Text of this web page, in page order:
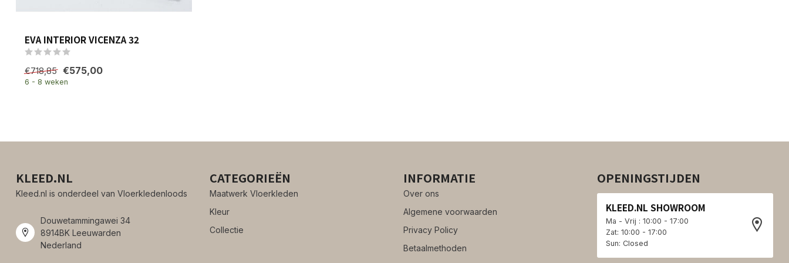
EVA INTERIOR VICENZA 32
€718,85 €575,00
6 - 8 weken
KLEED.NL
Kleed.nl is onderdeel van Vloerkledenloods
Douwetammingawei 34
8914BK Leeuwarden
Nederland
CATEGORIEËN
Maatwerk Vloerkleden
Kleur
Collectie
INFORMATIE
Over ons
Algemene voorwaarden
Privacy Policy
Betaalmethoden
OPENINGSTIJDEN
KLEED.NL SHOWROOM
Ma - Vrij : 10:00 - 17:00
Zat: 10:00 - 17:00
Sun: Closed